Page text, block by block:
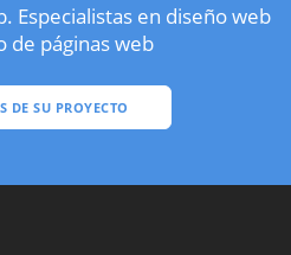
Especialistas en diseño web
de páginas web
DE SU PROYECTO